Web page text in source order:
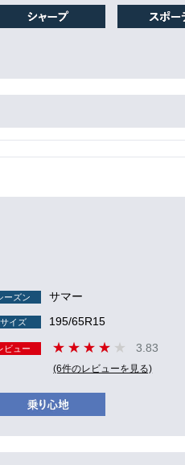
ーズン サマー
サイズ 195/65R15
ビュー 3.83
(6件のレビューを見る)